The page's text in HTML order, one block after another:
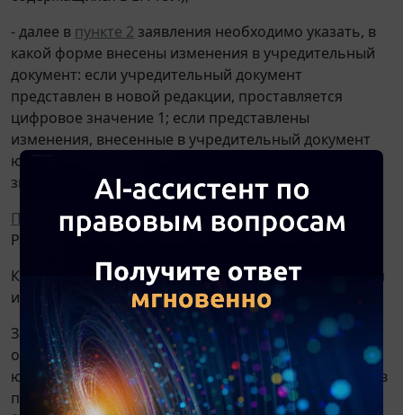
- далее в пункте 2 заявления необходимо указать, в
какой форме внесены изменения в учредительный
документ: если учредительный документ
представлен в новой редакции, проставляется
цифровое значение 1; если представлены
изменения, внесенные в учредительный документ
юридического лица, проставляется цифровое
значение 2 ( п. 76
Требований).
Пункт 6заявления не заполняется (письмоФНС
России от 04.02.2021 N ЗГ-3-14/717@).
К заявлению прилагаетсялист Б"Место нахождения
и адрес юридического лица" заявления.
Заполнениелиста Босуществляется следующим
образом: заполняютсяпункты 1
"Место нахождения
юридического лица" и2"Адрес юридического лица в
пределах места нахождения юридического лица" (